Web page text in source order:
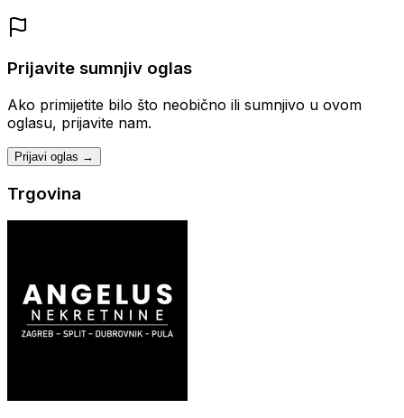
Prijavite sumnjiv oglas
Ako primijetite bilo što neobično ili sumnjivo u ovom
oglasu, prijavite nam.
Prijavi oglas →
Trgovina